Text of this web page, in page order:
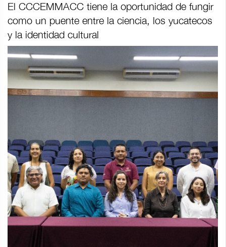
El CCCEMMACC tiene la oportunidad de fungir
como un puente entre la ciencia, los yucatecos
y la identidad cultural